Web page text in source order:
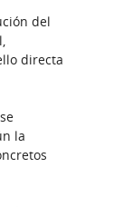
del
directa
la